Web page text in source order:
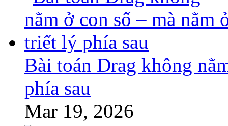
Bài toán Drag không
phía sau
Mar 19, 2026